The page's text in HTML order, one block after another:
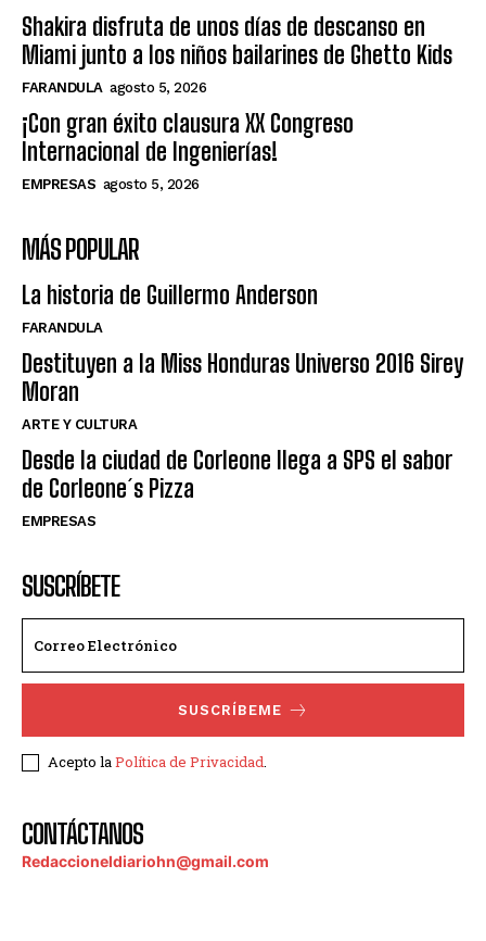
Shakira disfruta de unos días de descanso en
Miami junto a los niños bailarines de Ghetto Kids
FARANDULA agosto 5, 2026
¡Con gran éxito clausura XX Congreso
Internacional de Ingenierías!
EMPRESAS agosto 5, 2026
MÁS POPULAR
La historia de Guillermo Anderson
FARANDULA
Destituyen a la Miss Honduras Universo 2016 Sirey
Moran
ARTE Y CULTURA
Desde la ciudad de Corleone llega a SPS el sabor
de Corleone´s Pizza
EMPRESAS
SUSCRÍBETE
SUSCRÍBEME
Acepto laPolítica de Privacidad.
CONTÁCTANOS
Redaccioneldiariohn@gmail.com